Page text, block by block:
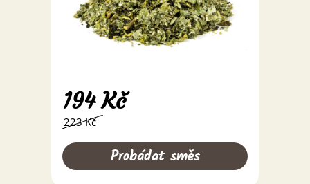
194 Kč
223 Kč
Probádat směs